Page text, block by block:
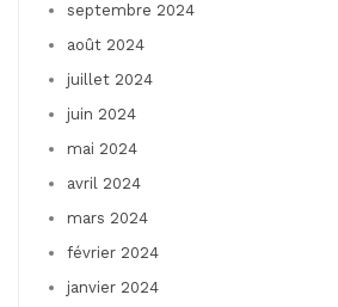
septembre 2024
août 2024
juillet 2024
juin 2024
mai 2024
avril 2024
mars 2024
février 2024
janvier 2024